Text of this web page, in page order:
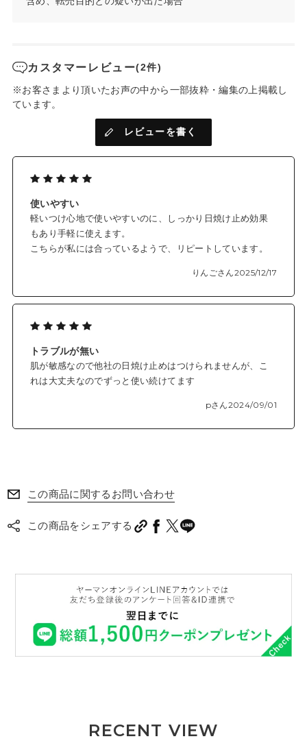
カスタマーレビュー(2件)
※お客さまより頂いたお声の中から一部抜粋・編集の上掲載し
ています。
レビューを書く
使いやすい
軽いつけ心地で使いやすいのに、しっかり日焼け止め効果
もあり手軽に使えます。
こちらが私には合っているようで、リピートしています。
りんごさん2025/12/17
トラブルが無い
肌が敏感なので他社の日焼け止めはつけられませんが、こ
れは大丈夫なのでずっと使い続けてます
pさん2024/09/01
この商品に関するお問い合わせ
この商品をシェアする
RECENT VIEW